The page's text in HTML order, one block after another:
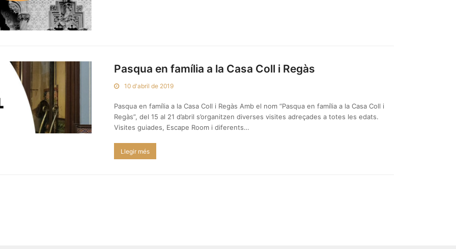
Pasqua en família a la Casa Coll i Regàs
10 d'abril de 2019
Pasqua en família a la Casa Coll i Regàs Amb el nom “Pasqua en família a la Casa Coll i
Regàs”, del 15 al 21 d’abril s’organitzen diverses visites adreçades a totes les edats.
Visites guiades, Escape Room i diferents…
Llegir més